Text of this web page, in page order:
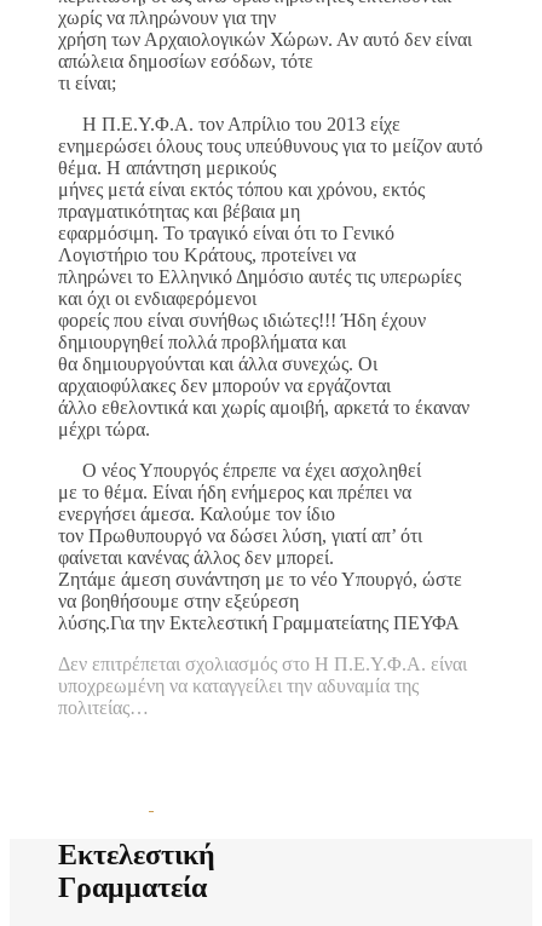
χωρίς να πληρώνουν για την
χρήση των Αρχαιολογικών Χώρων. Αν αυτό δεν είναι
απώλεια δημοσίων εσόδων, τότε
τι είναι;
Η Π.Ε.Υ.Φ.Α. τον Απρίλιο του 2013 είχε
ενημερώσει όλους τους υπεύθυνους για το μείζον αυτό
θέμα. Η απάντηση μερικούς
μήνες μετά είναι εκτός τόπου και χρόνου, εκτός
πραγματικότητας και βέβαια μη
εφαρμόσιμη. Το τραγικό είναι ότι το Γενικό
Λογιστήριο του Κράτους, προτείνει να
πληρώνει το Ελληνικό Δημόσιο αυτές τις υπερωρίες
και όχι οι ενδιαφερόμενοι
φορείς που είναι συνήθως ιδιώτες!!! Ήδη έχουν
δημιουργηθεί πολλά προβλήματα και
θα δημιουργούνται και άλλα συνεχώς. Οι
αρχαιοφύλακες δεν μπορούν να εργάζονται
άλλο εθελοντικά και χωρίς αμοιβή, αρκετά το έκαναν
μέχρι τώρα.
Ο νέος Υπουργός έπρεπε να έχει ασχοληθεί
με το θέμα. Είναι ήδη ενήμερος και πρέπει να
ενεργήσει άμεσα. Καλούμε τον ίδιο
τον Πρωθυπουργό να δώσει λύση, γιατί απ’ ότι
φαίνεται κανένας άλλος δεν μπορεί.
Ζητάμε άμεση συνάντηση με το νέο Υπουργό, ώστε
να βοηθήσουμε στην εξεύρεση
λύσης.Για την Εκτελεστική Γραμματείατης ΠΕΥΦΑ
Δεν επιτρέπεται σχολιασμός στο Η Π.Ε.Υ.Φ.Α. είναι
υποχρεωμένη να καταγγείλει την αδυναμία της
πολιτείας…
Εκτελεστική
Γραμματεία